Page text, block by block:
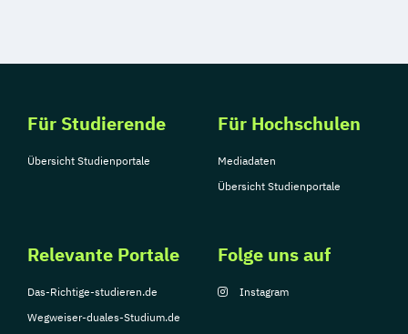
Für Studierende
Übersicht Studienportale
Für Hochschulen
Mediadaten
Übersicht Studienportale
Relevante Portale
Das-Richtige-studieren.de
Wegweiser-duales-Studium.de
Folge uns auf
Instagram